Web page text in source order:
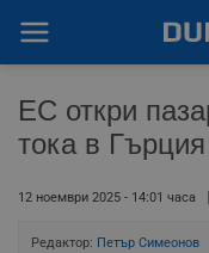
ЕС откри
тока в Гърция
12 ноември 2025 - 14:01 часа
Редактор: Петър Симеонов